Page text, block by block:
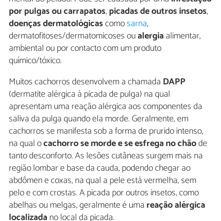
por pulgas ou carrapatos,picadas de outros insetos,
doenças dermatológicascomosarna,
dermatofitoses/dermatomicoses oualergiaalimentar,
ambiental ou por contacto com um produto
químico/tóxico.
Muitos cachorros desenvolvem a chamada DAPP
(dermatite alérgica à picada de pulga) na qual
apresentam uma reação alérgica aos componentes da
saliva da pulga quando ela morde. Geralmente, em
cachorros se manifesta sob a forma de prurido intenso,
na qual ocachorro se morde e se esfrega no chãode
tanto desconforto. As lesões cutâneas surgem mais na
região lombar e base da cauda, podendo chegar ao
abdômen e coxas, na qual a pele está vermelha, sem
pelo e com crostas. A picada por outros insetos, como
abelhas ou melgas, geralmente é uma reação alérgica
localizadano local da picada.